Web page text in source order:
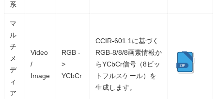
系
マ
ル
チ
メ
デ
ィ
ア
Video
/
Image
RGB -
>
YCbCr
CCIR-601.1に基づく
RGB-8/8/8画素情報か
らYCbCr信号（8ビッ
トフルスケール）を
生成します。